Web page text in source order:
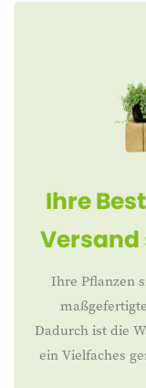
Ihre
Ihre Pflanzen
Dadurch ist die
ein Vielfaches